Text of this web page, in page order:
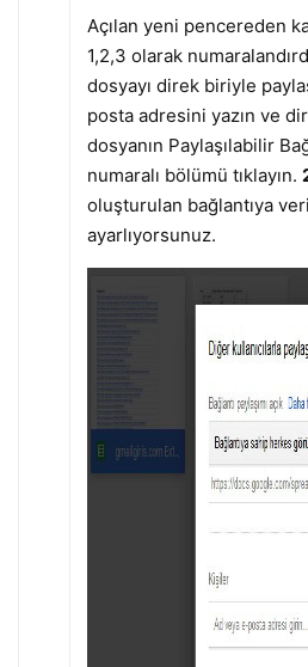
Açılan yeni pencereden
1,2,3 olarak
dosyayı direk biriyle
posta adresini yazın ve
dosyanın Paylaşılabilir
numaralı bölümü tıklayın.
oluşturulan bağlantıya
ayarlıyorsunuz.